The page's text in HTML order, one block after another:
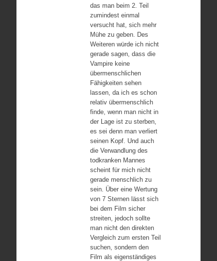
das man beim 2. Teil
zumindest einmal
versucht hat, sich mehr
Mühe zu geben. Des
Weiteren würde ich nicht
gerade sagen, dass die
Vampire keine
übermenschlichen
Fähigkeiten sehen
lassen, da ich es schon
relativ übermenschlich
finde, wenn man nicht in
der Lage ist zu sterben,
es sei denn man verliert
seinen Kopf. Und auch
die Verwandlung des
todkranken Mannes
scheint für mich nicht
gerade menschlich zu
sein. Über eine Wertung
von 7 Sternen lässt sich
bei dem Film sicher
streiten, jedoch sollte
man nicht den direkten
Vergleich zum ersten Teil
suchen, sondern den
Film als eigenständiges